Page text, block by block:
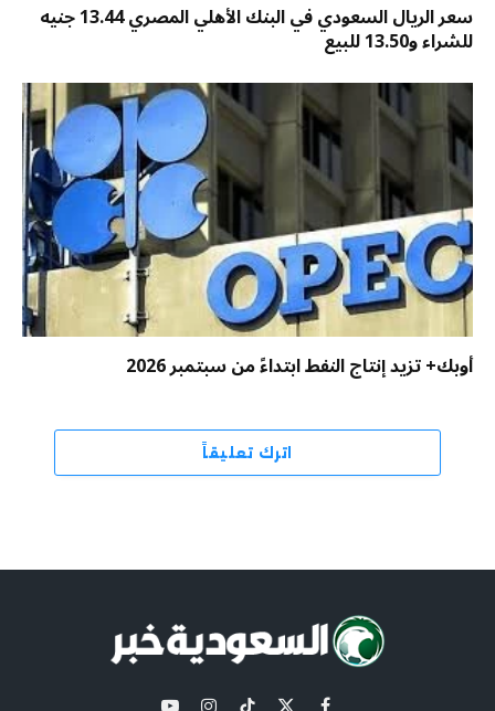
سعر الريال السعودي في البنك الأهلي المصري 13.44 جنيه
للشراء و13.50 للبيع
أوبك+ تزيد إنتاج النفط ابتداءً من سبتمبر 2026
اترك تعليقاً